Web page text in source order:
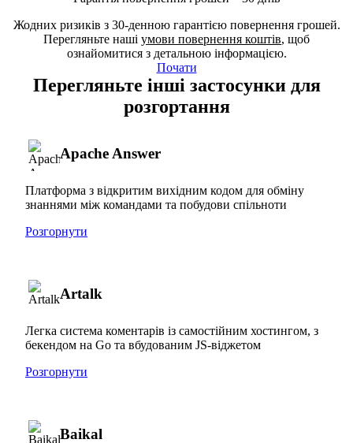
Жодних ризиків з 30-денною гарантією повернення грошей.
Перегляньте наші умови повернення коштів, щоб
ознайомитися з детальною інформацією.
Почати
Перегляньте інші застосунки для
розгортання
Apache Answer
Платформа з відкритим вихідним кодом для обміну
знаннями між командами та побудови спільноти
Розгорнути
Artalk
Легка система коментарів із самостійним хостингом, з
бекендом на Go та вбудованим JS-віджетом
Розгорнути
Baikal